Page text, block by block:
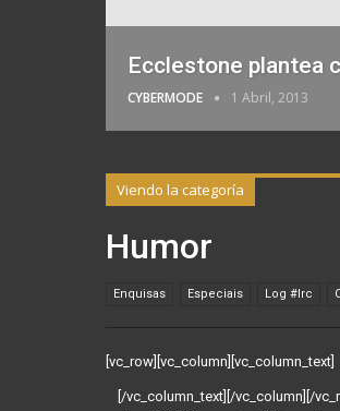
Ecclestone plantea
CYBERMODE 1 Abril, 2013
Viendo la categoría
Humor
Enquisas Especiais Log #irc
[vc_row][vc_column][vc_column_text]
[/vc_column_text][/vc_column][/